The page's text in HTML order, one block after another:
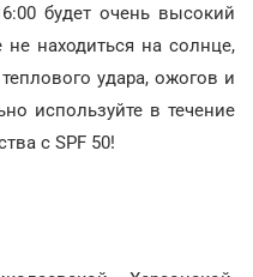
будет очень высокий
находиться на солнце,
удара, ожогов и
используйте в течение
с SPF 50!